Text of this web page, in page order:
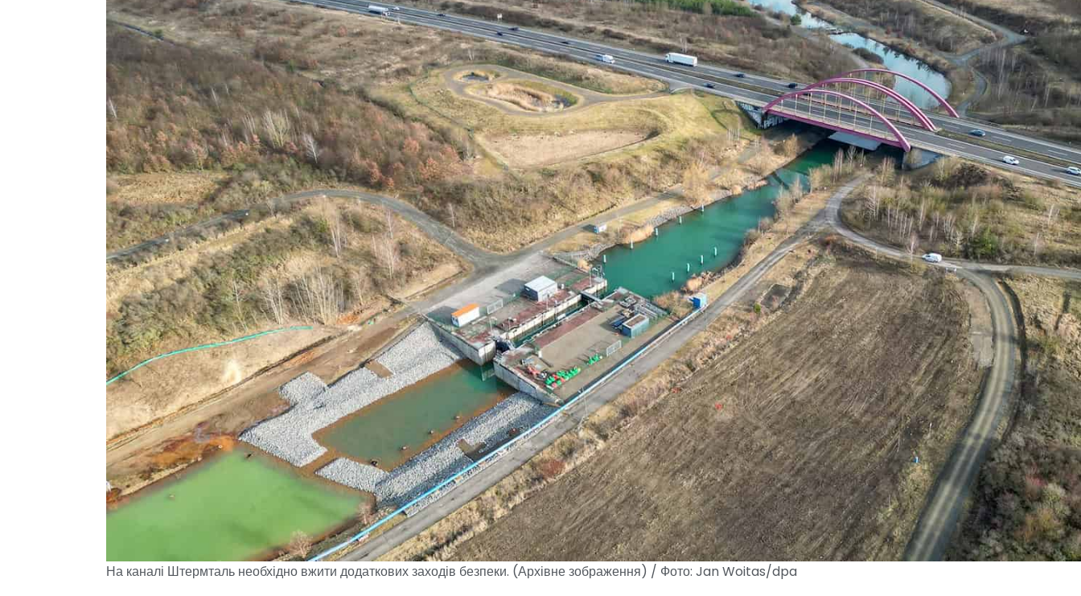
На каналі Штермталь необхідно вжити додаткових заходів безпеки. (Архівне зображення) / Фото: Jan Woitas/dpa